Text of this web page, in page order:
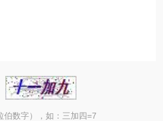
伯数字），如：三加四=7